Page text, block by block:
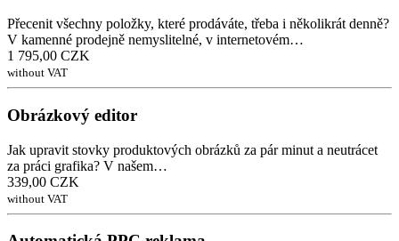
Přecenit všechny položky, které prodáváte, třeba i několikrát denně?
V kamenné prodejně nemyslitelné, v internetovém…
1 795,00 CZK
without VAT
Obrázkový editor
Jak upravit stovky produktových obrázků za pár minut a neutrácet
za práci grafika? V našem…
339,00 CZK
without VAT